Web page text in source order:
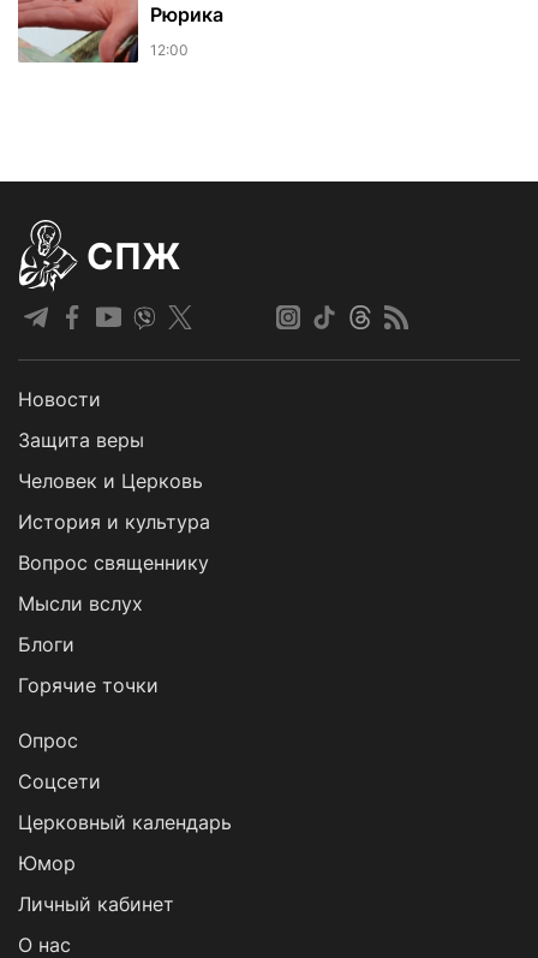
Рюрика
12:00
СПЖ
Новости
Защита веры
Человек и Церковь
История и культура
Вопрос священнику
Мысли вслух
Блоги
Горячие точки
Опрос
Cоцсети
Церковный календарь
Юмор
Личный кабинет
О нас